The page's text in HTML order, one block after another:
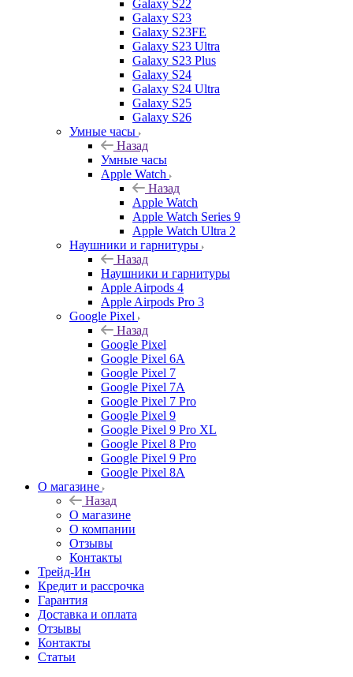
Galaxy S22
Galaxy S23
Galaxy S23FE
Galaxy S23 Ultra
Galaxy S23 Plus
Galaxy S24
Galaxy S24 Ultra
Galaxy S25
Galaxy S26
Умные часы
Назад
Умные часы
Apple Watch
Назад
Apple Watch
Apple Watch Series 9
Apple Watch Ultra 2
Наушники и гарнитуры
Назад
Наушники и гарнитуры
Apple Airpods 4
Apple Airpods Pro 3
Google Pixel
Назад
Google Pixel
Google Pixel 6A
Google Pixel 7
Google Pixel 7А
Google Pixel 7 Pro
Google Pixel 9
Google Pixel 9 Pro XL
Google Pixel 8 Pro
Google Pixel 9 Pro
Google Pixel 8A
О магазине
Назад
О магазине
О компании
Отзывы
Контакты
Трейд-Ин
Кредит и рассрочка
Гарантия
Доставка и оплата
Отзывы
Контакты
Статьи